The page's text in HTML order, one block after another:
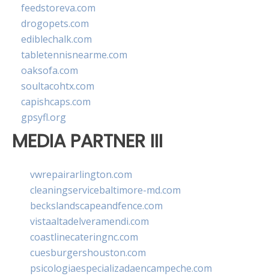
feedstoreva.com
drogopets.com
ediblechalk.com
tabletennisnearme.com
oaksofa.com
soultacohtx.com
capishcaps.com
gpsyfl.org
MEDIA PARTNER III
vwrepairarlington.com
cleaningservicebaltimore-md.com
beckslandscapeandfence.com
vistaaltadelveramendi.com
coastlinecateringnc.com
cuesburgershouston.com
psicologiaespecializadaencampeche.com